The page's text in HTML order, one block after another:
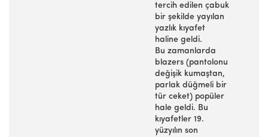
tercih edilen çabuk
bir şekilde yayılan
yazlık kıyafet
haline geldi.
Bu zamanlarda
blazers (pantolonu
değişik kumaştan,
parlak düğmeli bir
tür ceket) popüler
hale geldi. Bu
kıyafetler 19.
yüzyılın son